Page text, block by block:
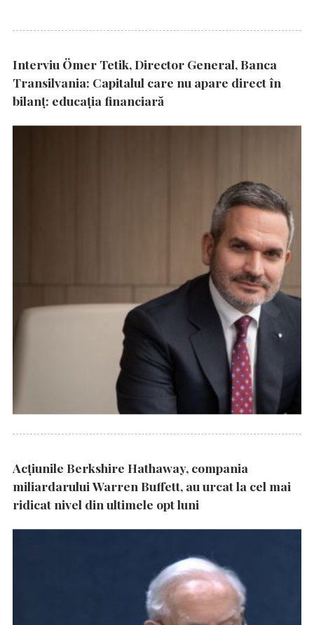
Interviu Ömer Tetik, Director General, Banca
Transilvania: Capitalul care nu apare direct în
bilanț: educația financiară
Acțiunile Berkshire Hathaway, compania
miliardarului Warren Buffett, au urcat la cel mai
ridicat nivel din ultimele opt luni